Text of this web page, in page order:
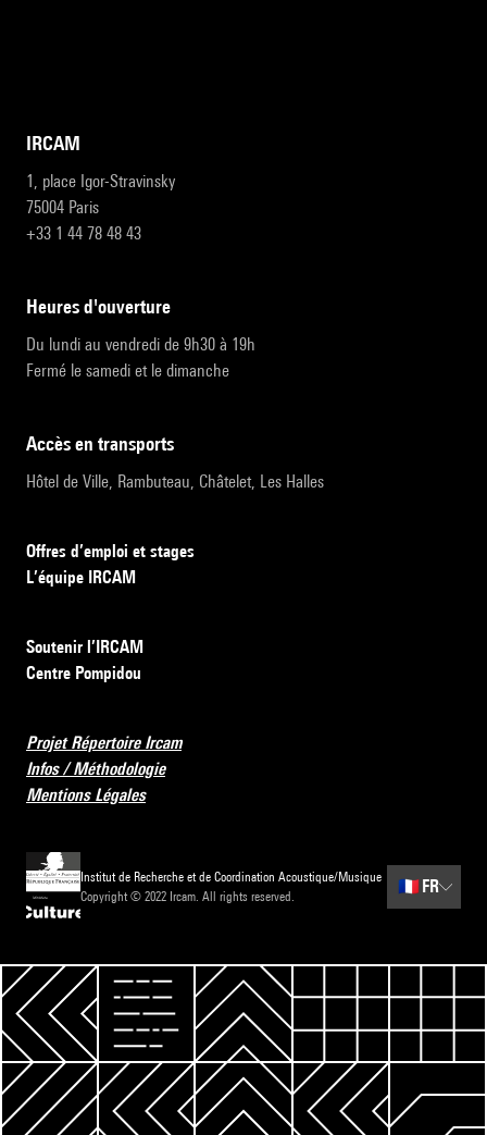
IRCAM
1, place Igor-Stravinsky
75004 Paris
+33 1 44 78 48 43
heures d'ouverture
Du lundi au vendredi de 9h30 à 19h
Fermé le samedi et le dimanche
accès en transports
Hôtel de Ville, Rambuteau, Châtelet, Les Halles
Offres d’emploi et stages
L’équipe IRCAM
Soutenir l’IRCAM
Centre Pompidou
Projet Répertoire Ircam
Infos / Méthodologie
Mentions Légales
Institut de Recherche et de Coordination Acoustique/Musique
Copyright © 2022 Ircam. All rights reserved.
🇫🇷 FR